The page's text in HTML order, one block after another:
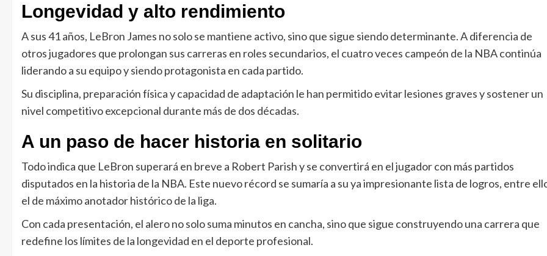
Longevidad y alto rendimiento
A sus 41 años, LeBron James no solo se mantiene activo, sino que sigue siendo determinante. A diferencia de
otros jugadores que prolongan sus carreras en roles secundarios, el cuatro veces campeón de la NBA continúa
liderando a su equipo y siendo protagonista en cada partido.
Su disciplina, preparación física y capacidad de adaptación le han permitido evitar lesiones graves y sostener un
nivel competitivo excepcional durante más de dos décadas.
A un paso de hacer historia en solitario
Todo indica que LeBron superará en breve a Robert Parish y se convertirá en el jugador con más partidos
disputados en la historia de la NBA. Este nuevo récord se sumaría a su ya impresionante lista de logros, entre
el de máximo anotador histórico de la liga.
Con cada presentación, el alero no solo suma minutos en cancha, sino que sigue construyendo una carrera que
redefine los límites de la longevidad en el deporte profesional.